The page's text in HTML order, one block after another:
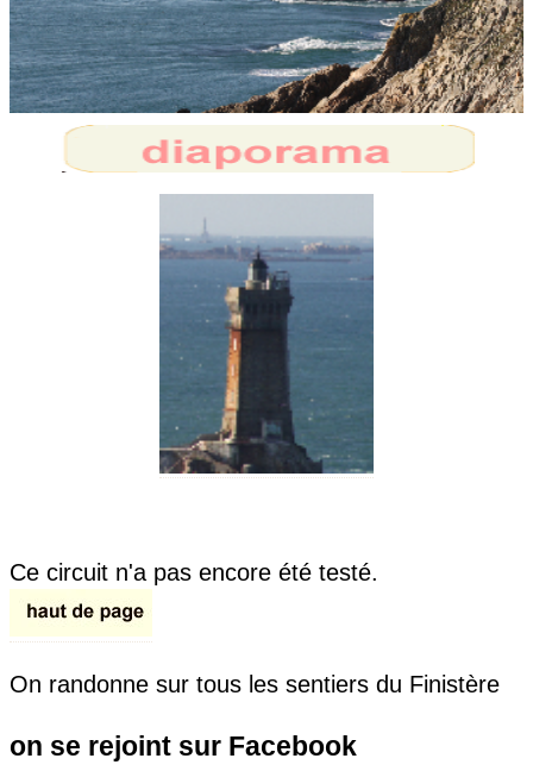
Ce circuit n'a pas encore été testé.
On randonne sur tous les sentiers du Finistère
on se rejoint sur Facebook